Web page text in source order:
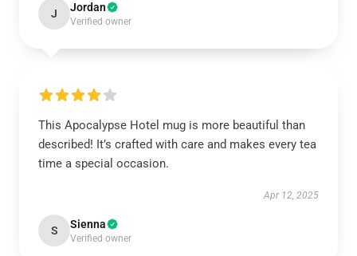
J Jordan
Verified owner
This Apocalypse Hotel mug is more beautiful than
described! It’s crafted with care and makes every tea
time a special occasion.
Apr 12, 2025
S Sienna
Verified owner